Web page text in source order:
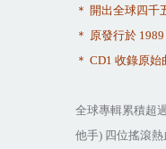
＊ 開出全球四千
＊ 原發行於 1989
＊ CD1 收錄原始
全球專輯累積超
他手) 四位搖滾